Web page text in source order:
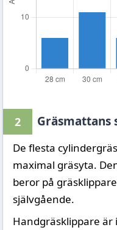
2 Gräsmattans
De flesta
maximal gräsyta.
beror på
självgående.
Handgräsklippare är